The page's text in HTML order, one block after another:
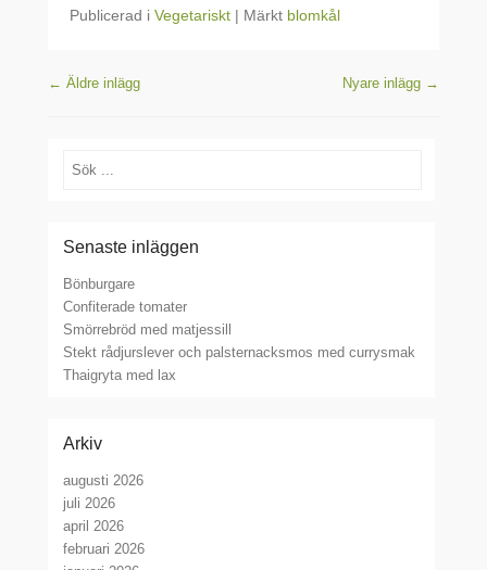
Publicerad i Vegetariskt | Märkt blomkål
Inläggsnavigering
← Äldre inlägg Nyare inlägg →
Sök
Senaste inläggen
Bönburgare
Confiterade tomater
Smörrebröd med matjessill
Stekt rådjurslever och palsternacksmos med currysmak
Thaigryta med lax
Arkiv
augusti 2026
juli 2026
april 2026
februari 2026